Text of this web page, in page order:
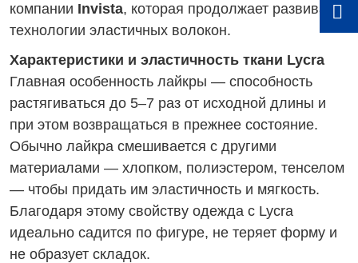

компании Invista, которая продолжает развивать
технологии эластичных волокон.
Характеристики и эластичность ткани Lycra
Главная особенность лайкры — способность
растягиваться до 5–7 раз от исходной длины и
при этом возвращаться в прежнее состояние.
Обычно лайкра смешивается с другими
материалами — хлопком, полиэстером, тенселом
— чтобы придать им эластичность и мягкость.
Благодаря этому свойству одежда с Lycra
идеально садится по фигуре, не теряет форму и
не образует складок.